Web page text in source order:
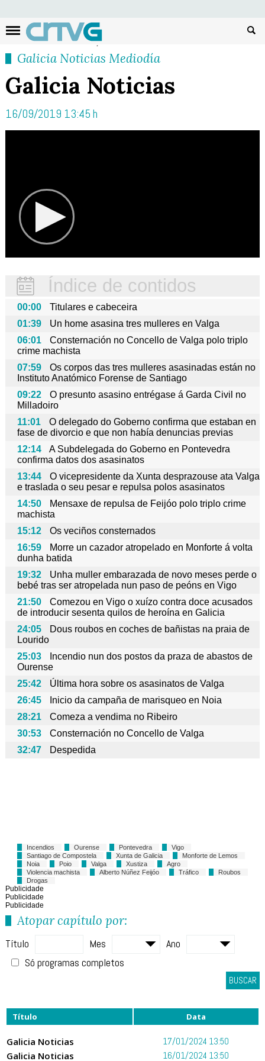
Galicia Noticias Mediodía
Galicia Noticias
16/09/2019 13:45 h
Índice de contidos
00:00
Titulares e cabeceira
01:39
Un home asasina tres mulleres en Valga
06:01
Consternación no Concello de Valga polo triplo
crime machista
07:59
Os corpos das tres mulleres asasinadas están no
Instituto Anatómico Forense de Santiago
09:22
O presunto asasino entrégase á Garda Civil no
Milladoiro
11:01
O delegado do Goberno confirma que estaban en
fase de divorcio e que non había denuncias previas
12:14
A Subdelegada do Goberno en Pontevedra
confirma datos dos asasinatos
13:44
O vicepresidente da Xunta desprazouse ata Valga
e traslada o seu pesar e repulsa polos asasinatos
14:50
Mensaxe de repulsa de Feijóo polo triplo crime
machista
15:12
Os veciños consternados
16:59
Morre un cazador atropelado en Monforte á volta
dunha batida
19:32
Unha muller embarazada de novo meses perde o
bebé tras ser atropelada nun paso de peóns en Vigo
21:50
Comezou en Vigo o xuízo contra doce acusados
de introducir sesenta quilos de heroína en Galicia
24:05
Dous roubos en coches de bañistas na praia de
Lourido
25:03
Incendio nun dos postos da praza de abastos de
Ourense
25:42
Última hora sobre os asasinatos de Valga
26:45
Inicio da campaña de marisqueo en Noia
28:21
Comeza a vendima no Ribeiro
30:53
Consternación no Concello de Valga
32:47
Despedida
Incendios Ourense Pontevedra
Vigo
Santiago de Compostela
Xunta de Galicia
Monforte de Lemos
Noia
Poio Valga Xustiza
Agro
Violencia machista
Alberto Núñez Feijóo Tráfico
Roubos
Drogas
Publicidade
Publicidade
Publicidade
Atopar capítulo por:
Título Mes
Ano
Só programas completos
BUSCAR
Título Data
Galicia Noticias 17/01/2024 13:50
Galicia Noticias 16/01/2024 13:50